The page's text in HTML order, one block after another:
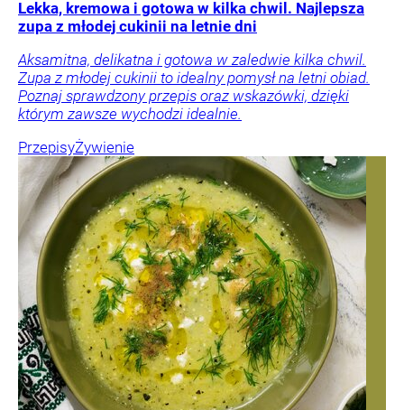
Lekka, kremowa i gotowa w kilka chwil. Najlepsza
zupa z młodej cukinii na letnie dni
Aksamitna, delikatna i gotowa w zaledwie kilka chwil.
Zupa z młodej cukinii to idealny pomysł na letni obiad.
Poznaj sprawdzony przepis oraz wskazówki, dzięki
którym zawsze wychodzi idealnie.
PrzepisyŻywienie